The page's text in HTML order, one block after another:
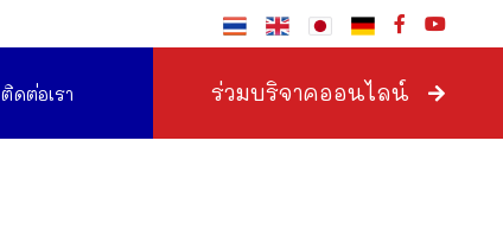
ติดต่อเรา ร่วมบริจาคออนไลน์